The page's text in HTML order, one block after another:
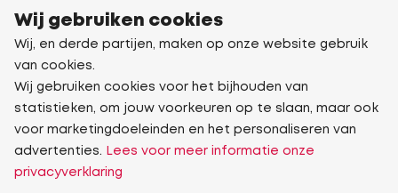
Wij gebruiken cookies
Wij, en derde partijen, maken op onze website gebruik
van cookies.
Wij gebruiken cookies voor het bijhouden van
statistieken, om jouw voorkeuren op te slaan, maar ook
voor marketingdoeleinden en het personaliseren van
advertenties.
Lees voor meer informatie onze
privacyverklaring